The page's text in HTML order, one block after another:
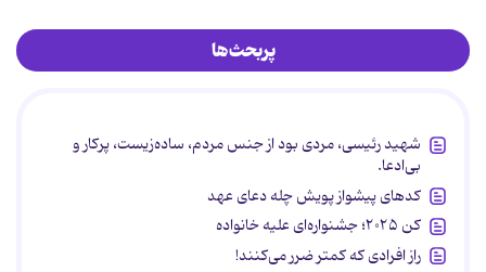
پربحث‌ها
شهید رئیسی، مردی بود از جنس مردم، ساده‌زیست، پرکار و
بی‌ادعا.
کدهای پیشواز پویش چله دعای عهد
کن ۲۰۲۵؛ جشنواره‌ای علیه خانواده
راز افرادی که کمتر ضرر می‌کنند!